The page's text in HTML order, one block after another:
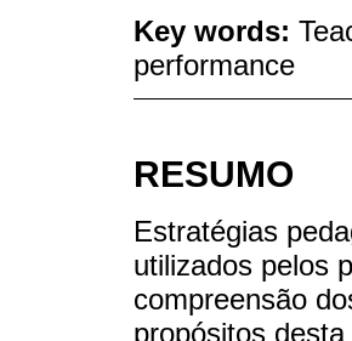
Key words:
performance
RESUMO
Estratégias
utilizados pelos
compreensão
propósitos